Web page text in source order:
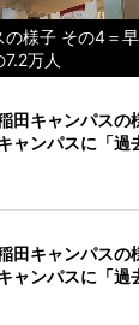
様子 その4＝
万人
田キャンパスの
ャンパスに「過
田キャンパスの
ャンパスに「過